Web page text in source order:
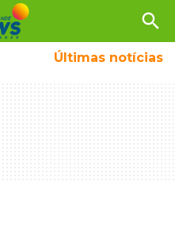
search
Últimas notícias